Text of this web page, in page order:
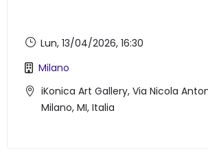
iKonica Art Gallery, Via Nicola
Milano, MI, Italia
Milano
Lun, 13/04/2026, 16:30